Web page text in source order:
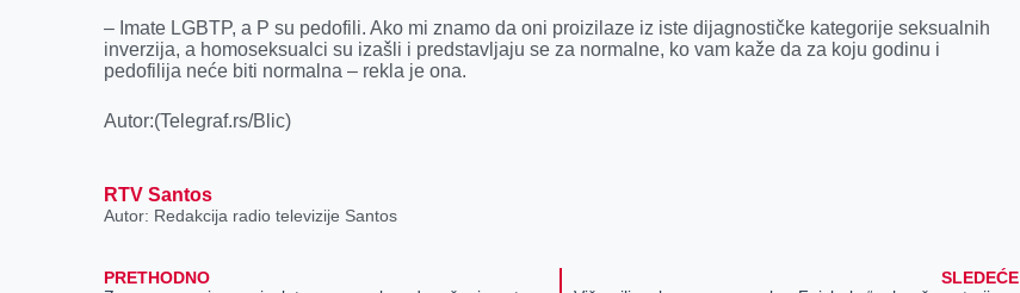
– Imate LGBTP, a P su pedofili. Ako mi znamo da oni proizilaze iz iste dijagnostičke kategorije seksualnih
inverzija, a homoseksualci su izašli i predstavljaju se za normalne, ko vam kaže da za koju godinu i
pedofilija neće biti normalna – rekla je ona.
Autor:(Telegraf.rs/Blic)
RTV Santos
Autor: Redakcija radio televizije Santos
PRETHODNO
SLEDEĆE